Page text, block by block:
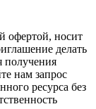
офертой, носит
делать
получения
нам запрос
ресурса без